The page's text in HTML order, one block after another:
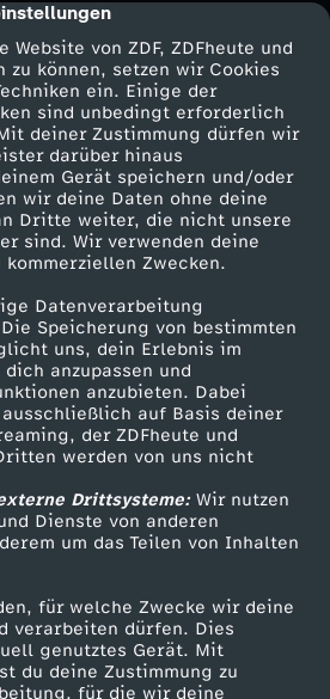
von ZDF, ZDFheute und
zu können, setzen wir Cookies
ein. Einige der
sind unbedingt erforderlich
deiner Zustimmung dürfen wir
darüber hinaus
Gerät speichern und/oder
wir deine Daten ohne deine
Dritte weiter, die nicht unsere
sind. Wir verwenden deine
Zwecken.
Datenverarbeitung
Speicherung von bestimmten
uns, dein Erlebnis im
anzupassen und
anzubieten. Dabei
auf Basis deiner
der ZDFheute und
werden von uns nicht
Drittsysteme:Wir nutzen
Dienste von anderen
um das Teilen von Inhalten
für welche Zwecke wir deine
verarbeiten dürfen. Dies
genutztes Gerät. Mit
du deine Zustimmung zu
für die wir deine
Service
ZDFmitreden
Kontakt zum ZDF
Tickets
Zuschauerservice
Hilfe